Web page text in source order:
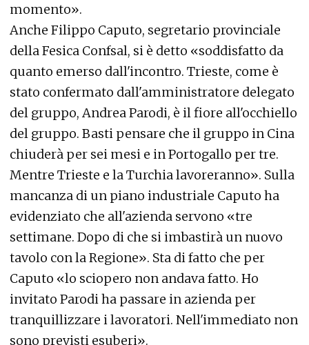
momento».
Anche Filippo Caputo, segretario provinciale
della Fesica Confsal, si è detto «soddisfatto da
quanto emerso dall'incontro. Trieste, come è
stato confermato dall'amministratore delegato
del gruppo, Andrea Parodi, è il fiore all'occhiello
del gruppo. Basti pensare che il gruppo in Cina
chiuderà per sei mesi e in Portogallo per tre.
Mentre Trieste e la Turchia lavoreranno». Sulla
mancanza di un piano industriale Caputo ha
evidenziato che all'azienda servono «tre
settimane. Dopo di che si imbastirà un nuovo
tavolo con la Regione». Sta di fatto che per
Caputo «lo sciopero non andava fatto. Ho
invitato Parodi ha passare in azienda per
tranquillizzare i lavoratori. Nell'immediato non
sono previsti esuberi».